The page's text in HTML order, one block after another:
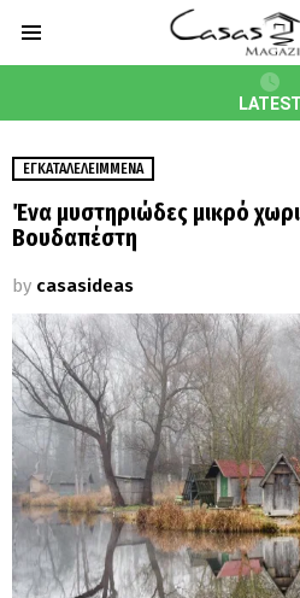
LATEST
ΕΓΚΑΤΑΛΕΛΕΙΜΜΈΝΑ
Ένα μυστηριώδες μικρό
Βουδαπέστη
by casasideas